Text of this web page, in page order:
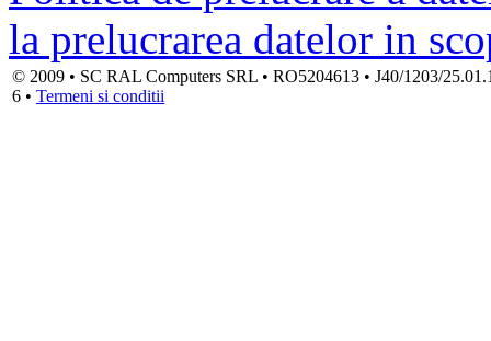
la prelucrarea datelor in
© 2009 • SC RAL Computers SRL • RO5204613 • J40/1203/
6 • Termeni si conditii